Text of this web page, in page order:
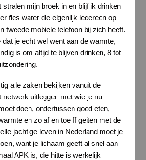
stralen mijn broek in en blijf ik drinken
fles water die eigenlijk iedereen op
tweede mobiele telefoon bij zich heeft.
je echt wel went aan de warmte,
is om altijd te blijven drinken, 8 tot
alle zaken bekijken vanuit de
netwerk uitleggen met wie je nu
doen, ondertussen goed eten,
en zo af en toe ff geiten met de
jachtige leven in Nederland moet je
want je lichaam geeft al snel aan
APK is, die hitte is werkelijk